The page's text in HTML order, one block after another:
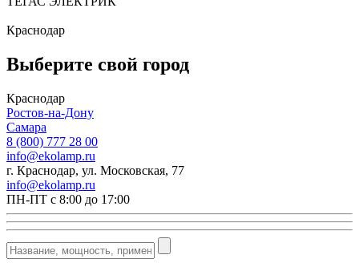
Краснодар
Выберите свой город
Краснодар
Ростов-на-Дону
Самара
8 (800) 777 28 00
info@ekolamp.ru
г. Краснодар, ул. Московская, 77
info@ekolamp.ru
ПН-ПТ с 8:00 до 17:00